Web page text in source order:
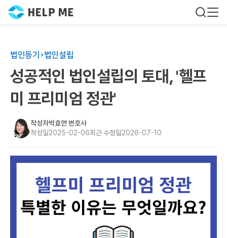
법인등기 법인설립
성공적인 법인설립의 토대, '헬프
미 프리미엄 정관'
작성자박효연 변호사
작성일2025-02-06최근 수정일2026-07-10